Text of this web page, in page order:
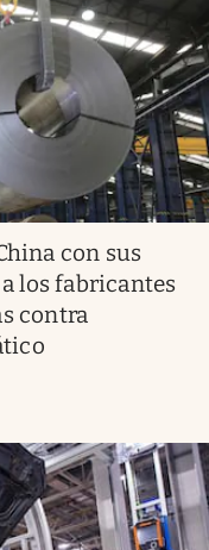
con sus
los fabricantes
contra